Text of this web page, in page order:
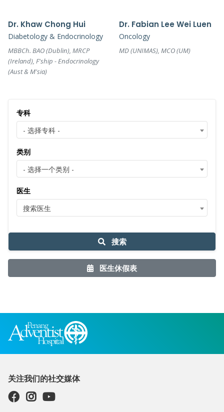
Dr. Khaw Chong Hui
Diabetology & Endocrinology
MBBCh. BAO (Dublin), MRCP
(Ireland), F'ship - Endocrinology
(Aust & M'sia)
Dr. Fabian Lee Wei Luen
Oncology
MD (UNIMAS), MCO (UM)
专科
- 选择专科 -
类别
- 选择一个类别 -
医生
搜索医生
搜索
医生休假表
关注我们的社交媒体